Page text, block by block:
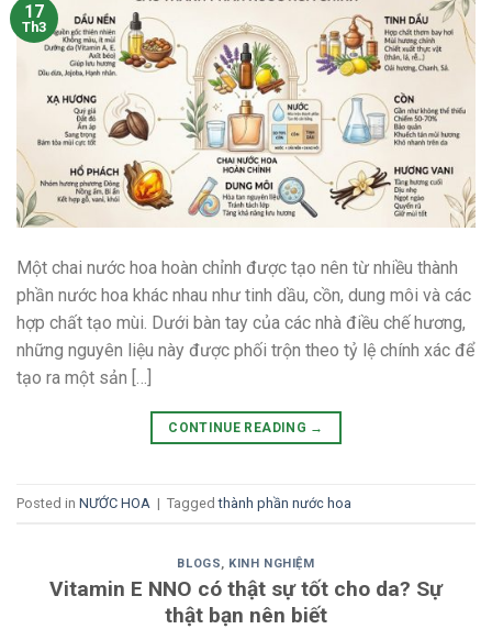
17
Th3
Một chai nước hoa hoàn chỉnh được tạo nên từ nhiều thành
phần nước hoa khác nhau như tinh dầu, cồn, dung môi và các
hợp chất tạo mùi. Dưới bàn tay của các nhà điều chế hương,
những nguyên liệu này được phối trộn theo tỷ lệ chính xác để
tạo ra một sản […]
CONTINUE READING →
Posted in NƯỚC HOA | Taggedthành phần nước hoa
BLOGS, KINH NGHIỆM
Vitamin E NNO có thật sự tốt cho da? Sự
thật bạn nên biết